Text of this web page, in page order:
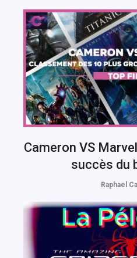
Cameron VS
succès du
Raphael